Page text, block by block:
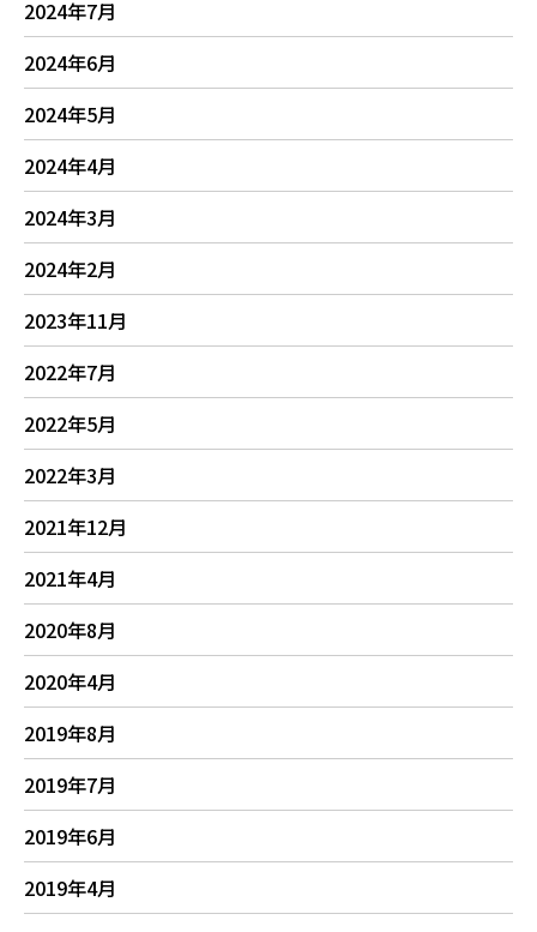
2024年7月
2024年6月
2024年5月
2024年4月
2024年3月
2024年2月
2023年11月
2022年7月
2022年5月
2022年3月
2021年12月
2021年4月
2020年8月
2020年4月
2019年8月
2019年7月
2019年6月
2019年4月